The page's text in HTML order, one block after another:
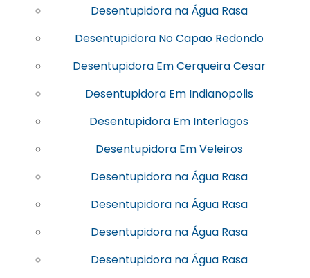
Desentupidora na Água Rasa
Desentupidora No Capao Redondo
Desentupidora Em Cerqueira Cesar
Desentupidora Em Indianopolis
Desentupidora Em Interlagos
Desentupidora Em Veleiros
Desentupidora na Água Rasa
Desentupidora na Água Rasa
Desentupidora na Água Rasa
Desentupidora na Água Rasa